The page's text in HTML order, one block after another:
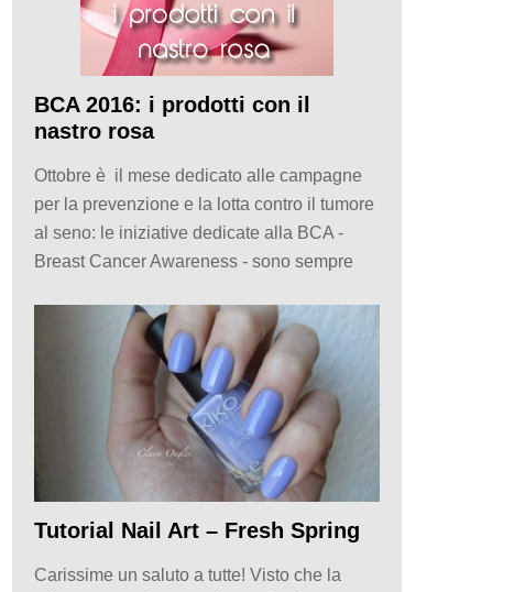
BCA 2016: i prodotti con il
nastro rosa
Ottobre è il mese dedicato alle campagne
per la prevenzione e la lotta contro il tumore
al seno: le iniziative dedicate alla BCA -
Breast Cancer Awareness - sono sempre
Tutorial Nail Art – Fresh Spring
Carissime un saluto a tutte! Visto che la